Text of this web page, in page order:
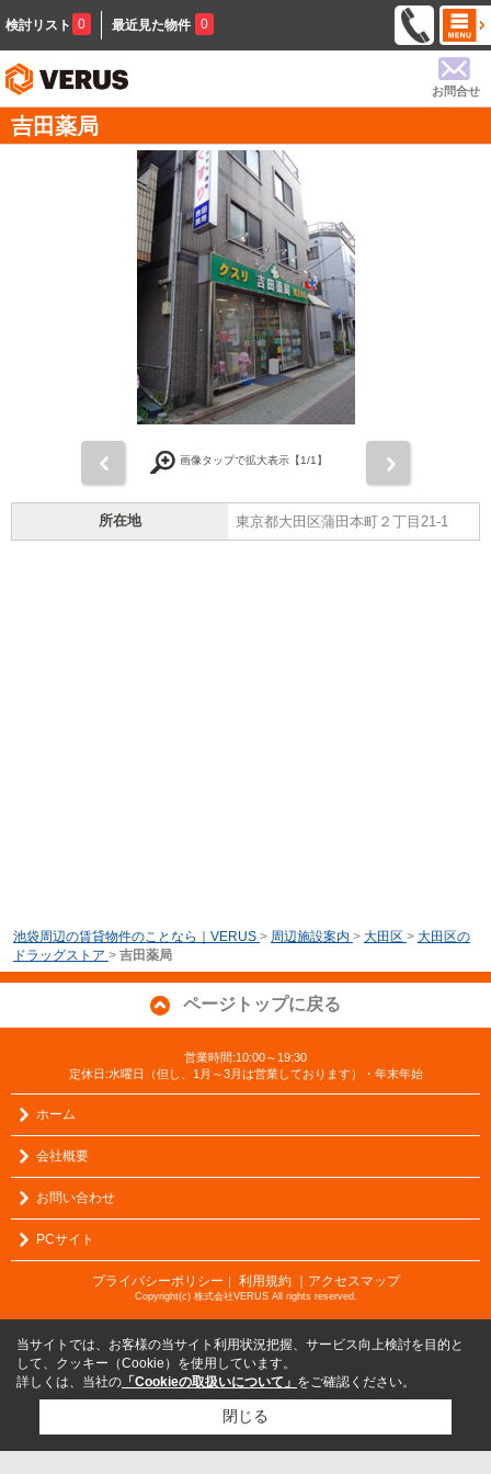
検討リスト 0 最近見た物件 0
お問合せ
吉田薬局
画像タップで拡大表示【1/1】
所在地 東京都大田区蒲田本町２丁目21-1
池袋周辺の賃貸物件のことなら｜VERUS > 周辺施設案内 > 大田区 > 大田区の
ドラッグストア > 吉田薬局
ページトップに戻る
営業時間:10:00～19:30
定休日:水曜日（但し、1月～3月は営業しております）・年末年始
ホーム
会社概要
お問い合わせ
PCサイト
プライバシーポリシー ｜ 利用規約 ｜アクセスマップ
Copyright(c) 株式会社VERUS All rights reserved.
当サイトでは、お客様の当サイト利用状況把握、サービス向上検討を目的と
して、クッキー（Cookie）を使用しています。
詳しくは、当社の 「Cookieの取扱いについて」 をご確認ください。
閉じる